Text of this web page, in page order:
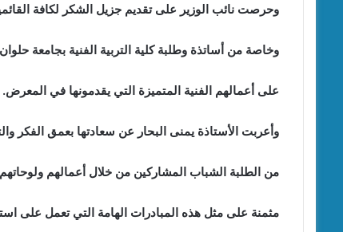
وحرصت نائب الوزير على تقديم جزيل الشكر لكافة
وخاصة من أساتذة وطلبة كلية التربية الفنية بجامعة
على أعمالهم الفنية المتميزة التي يقدمونها في المعرض.
وأعربت الأستاذة يمنى البحار عن سعادتها بعمق الفكر
من الطلبة الشباب المشاركين من خلال أعمالهم ولوحاتهم
مثمنة على مثل هذه المبادرات الهامة التي تعمل على